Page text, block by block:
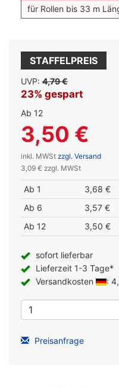
für Rollen bis 33 m
STAFFELPREIS
UVP: 4,79 €
23% gespart
Ab 12
3,50 €
inkl. MWSt zzgl. Versand
3,09 € zzgl. MWSt
Ab 1
3,68 €
Ab 6
3,57 €
Ab 12 3,50 €
sofort lieferbar
Lieferzeit 1-3 Tage*
Versandkosten
:
Preisanfrage